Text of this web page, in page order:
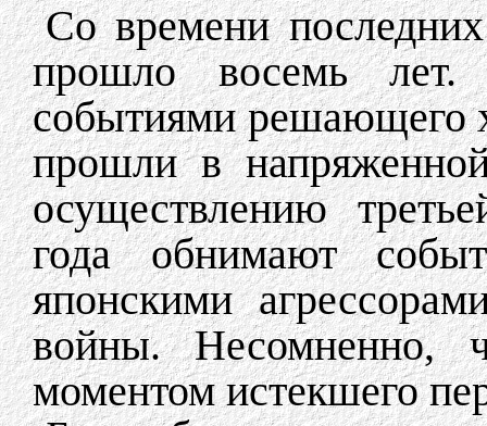
Со времени
прошло восемь
событиями решающего
прошли в
осуществлению
года обнимают
японскими
войны. Несомненно,
моментом истекшего